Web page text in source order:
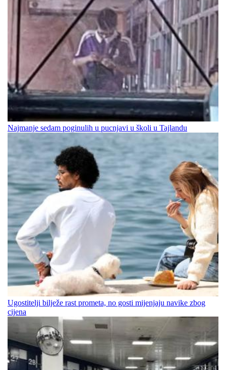
Najmanje sedam poginulih u pucnjavi u školi u Tajlandu
Ugostitelji bilježe rast prometa, no gosti mijenjaju navike zbog
cijena